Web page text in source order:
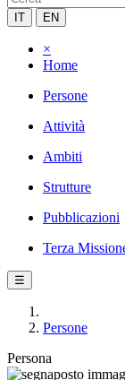
IT EN
×
Home
Persone
Attività
Ambiti
Strutture
Pubblicazioni
Terza
☰
Persone
Persona